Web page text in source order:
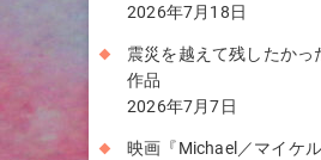
2026年7月18日
震災を越えて残したかっ
作品
2026年7月7日
映画『Michael／マイケ